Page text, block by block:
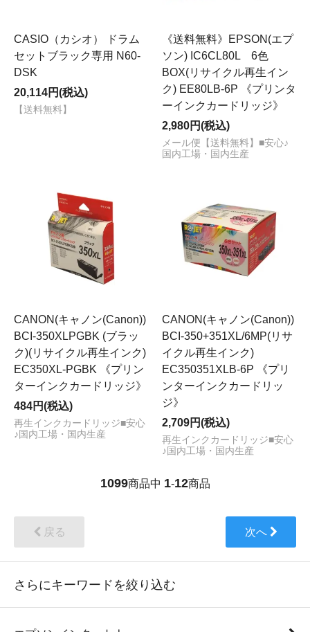
CASIO（カシオ） ドラム
セットブラック専用 N60-
DSK
20,114円(税込)
【送料無料】
《送料無料》EPSON(エプ
ソン) IC6CL80L 6色
BOX(リサイクル再生イン
ク) EE80LB-6P 《プリンタ
ーインクカードリッジ》
2,980円(税込)
メール便【送料無料】■安心♪
国内工場・国内生産
CANON(キャノン(Canon))
BCI-350XLPGBK (ブラッ
ク)(リサイクル再生インク)
EC350XL-PGBK 《プリン
ターインクカードリッジ》
484円(税込)
再生インクカードリッジ■安心
♪国内工場・国内生産
CANON(キャノン(Canon))
BCI-350+351XL/6MP(リサ
イクル再生インク)
EC350351XLB-6P 《プリ
ンターインクカードリッ
ジ》
2,709円(税込)
再生インクカードリッジ■安心
♪国内工場・国内生産
1099商品中 1-12商品
戻る 次へ
さらにキーワードを絞り込む